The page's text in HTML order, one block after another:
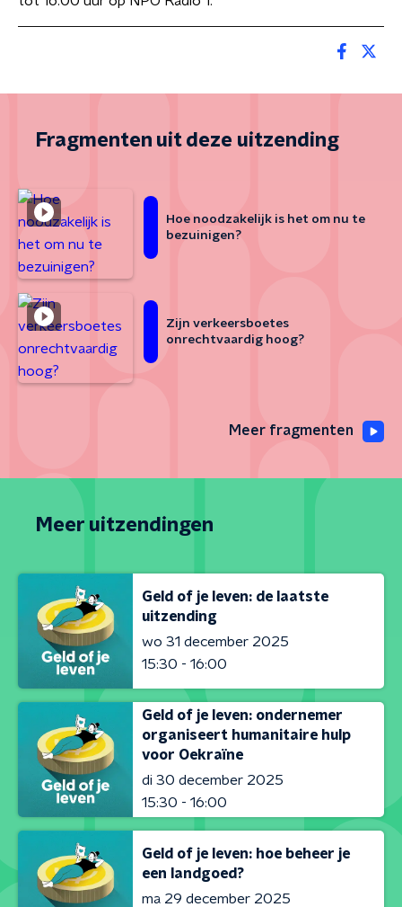
Fragmenten uit deze uitzending
Hoe noodzakelijk is het om nu te
bezuinigen?
Zijn verkeersboetes
onrechtvaardig hoog?
Meer fragmenten
Meer uitzendingen
Geld of je leven: de laatste
uitzending
wo 31 december 2025
15:30 - 16:00
Geld of je leven: ondernemer
organiseert humanitaire hulp
voor Oekraïne
di 30 december 2025
15:30 - 16:00
Geld of je leven: hoe beheer je
een landgoed?
ma 29 december 2025